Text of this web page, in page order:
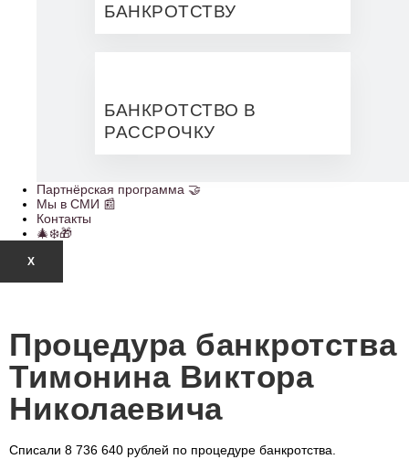
БАНКРОТСТВУ
БАНКРОТСТВО В
РАССРОЧКУ
Партнёрская программа 🤝
Мы в СМИ 📰
Контакты
🎄❄️🎁
X
Процедура банкротства
Тимонина Виктора
Николаевича
Списали 8 736 640 рублей по процедуре банкротства.